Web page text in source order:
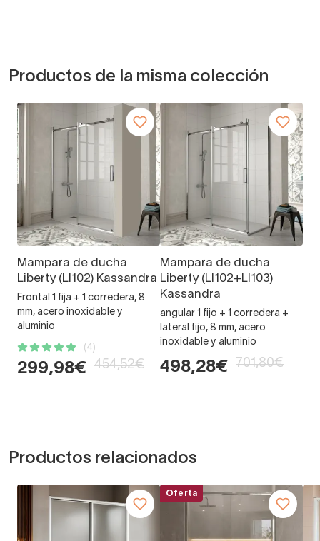
Productos de la misma colección
Mampara de ducha
Liberty (LI102) Kassandra
Frontal 1 fija + 1 corredera, 8
mm, acero inoxidable y
aluminio
(4)
299,98€ 454,52€
Mampara de ducha
Liberty (LI102+LI103)
Kassandra
angular 1 fijo + 1 corredera +
lateral fijo, 8 mm, acero
inoxidable y aluminio
498,28€ 701,80€
Productos relacionados
Oferta